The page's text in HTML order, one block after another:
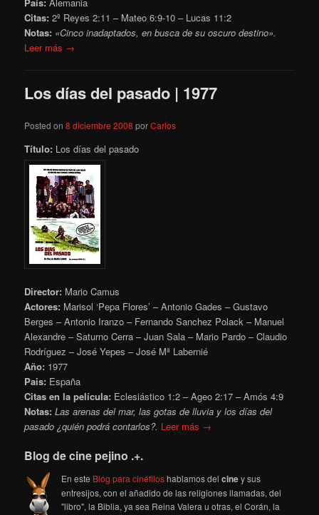
Citas: 2º Reyes 2:11 – Mateo 6:9-10 – Lucas 11:2
Notas: «Cinco inadaptados, en busca de su oscuro destino».
Leer más →
Los días del pasado | 1977
Posted on8 diciembre 2008 porCarlos
Título: Los días del pasado
Director: Mario Camus
Actores: Marisol ‘Pepa Flores’ – Antonio Gades – Gustavo
Berges – Antonio Iranzo – Fernando Sanchez Polack – Manuel
Alexandre – Saturno Cerra – Juan Sala – Mario Pardo – Claudio
Rodríguez – José Yepes – José Mª Labernié
Año: 1977
Pais: España
Citas en la película: Eclesiástico 1:2 – Ageo 2:17 – Amós 4:9
Notas: Las arenas del mar, las gotas de lluvia y los días del
pasado ¿quién podrá contarlos?. Leer más →
Blog de cine pejino .+.
En este Blog para cinéfiloshablamos delciney sus
entresijos, con el añadido de las religiones llamadas, del
"libro", la Biblia, ya sea Reina Valera u otras, el Corán, la